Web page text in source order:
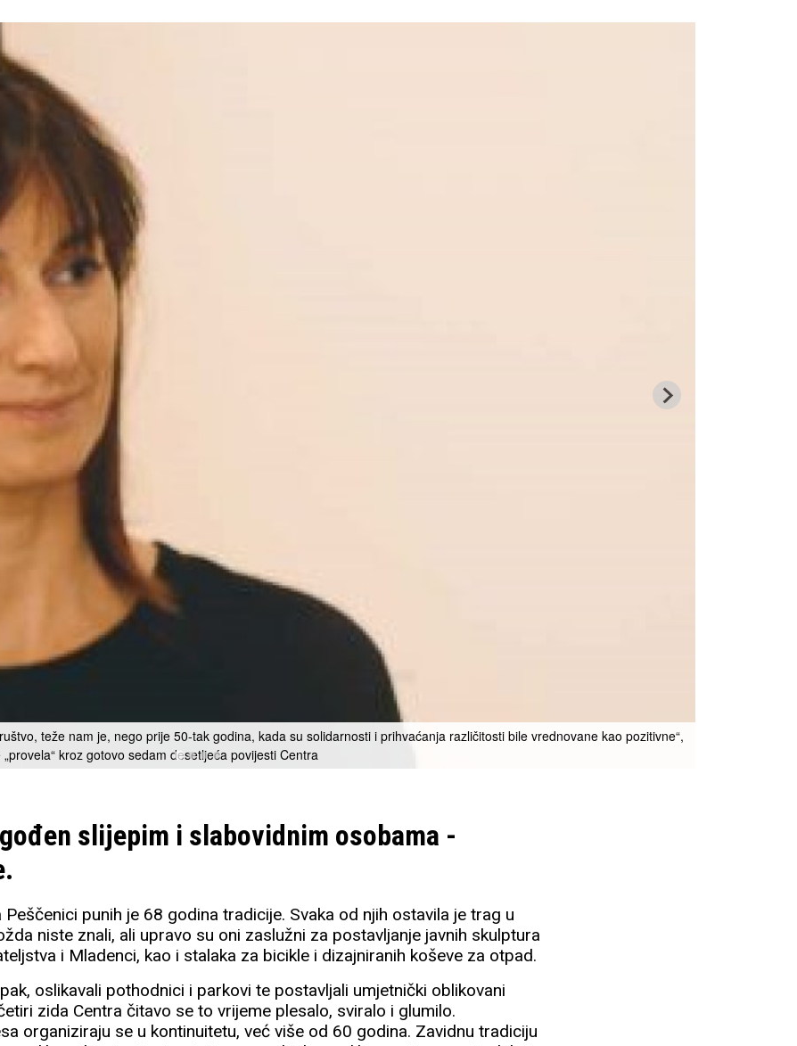
teže nam je, nego prije 50-tak godina, kada su solidarnosti i prihvaćanja različitosti bile vrednovane kao pozitivne“,
kroz gotovo sedam desetljeća povijesti Centra
slijepim i slabovidnim osobama -
Peščenici punih je 68 godina tradicije. Svaka od njih ostavila je trag u
niste znali, ali upravo su oni zaslužni za postavljanje javnih skulptura
i Mladenci, kao i stalaka za bicikle i dizajniranih koševe za otpad.
oslikavali pothodnici i parkovi te postavljali umjetnički oblikovani
zida Centra čitavo se to vrijeme plesalo, sviralo i glumilo.
organiziraju se u kontinuitetu, već više od 60 godina. Zavidnu tradiciju